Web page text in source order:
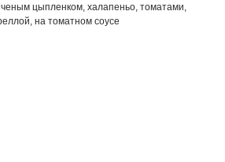
цыпленком, халапеньо, томатами,
на томатном соусе